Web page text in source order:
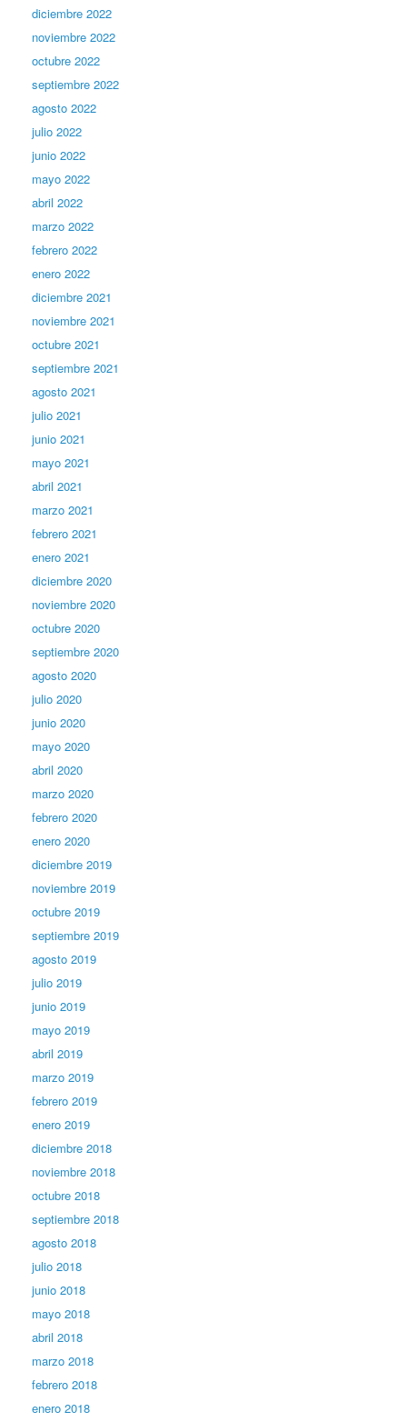
diciembre 2022
noviembre 2022
octubre 2022
septiembre 2022
agosto 2022
julio 2022
junio 2022
mayo 2022
abril 2022
marzo 2022
febrero 2022
enero 2022
diciembre 2021
noviembre 2021
octubre 2021
septiembre 2021
agosto 2021
julio 2021
junio 2021
mayo 2021
abril 2021
marzo 2021
febrero 2021
enero 2021
diciembre 2020
noviembre 2020
octubre 2020
septiembre 2020
agosto 2020
julio 2020
junio 2020
mayo 2020
abril 2020
marzo 2020
febrero 2020
enero 2020
diciembre 2019
noviembre 2019
octubre 2019
septiembre 2019
agosto 2019
julio 2019
junio 2019
mayo 2019
abril 2019
marzo 2019
febrero 2019
enero 2019
diciembre 2018
noviembre 2018
octubre 2018
septiembre 2018
agosto 2018
julio 2018
junio 2018
mayo 2018
abril 2018
marzo 2018
febrero 2018
enero 2018